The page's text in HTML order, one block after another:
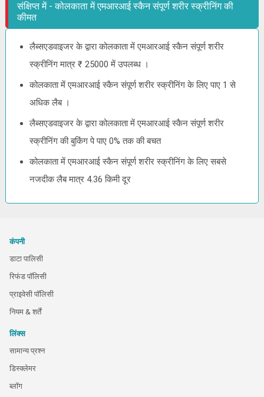
संक्षिप्त में - कोलकाता में एमआरआई स्कैन संपूर्ण शरीर स्क्रीनिंग की
कीमत
लैब्सएडवाइजर के द्वारा कोलकाता में एमआरआई स्कैन संपूर्ण शरीर
स्क्रीनिंग मात्र ₹ 25000 में उपलब्ध ।
कोलकाता में एमआरआई स्कैन संपूर्ण शरीर स्क्रीनिंग के लिए पाए 1 से
अधिक लैब ।
लैब्सएडवाइजर के द्वारा कोलकाता में एमआरआई स्कैन संपूर्ण शरीर
स्क्रीनिंग की बुकिंग पे पाए 0% तक की बचत
कोलकाता में एमआरआई स्कैन संपूर्ण शरीर स्क्रीनिंग के लिए सबसे
नजदीक लैब मात्र 4.36 किमी दूर
कंपनी
डाटा पालिसी
रिफंड पॉलिसी
प्राइवेसी पॉलिसी
नियम & शर्तें
लिंक्स
सामान्य प्रश्न
डिस्क्लेमर
ब्लॉग